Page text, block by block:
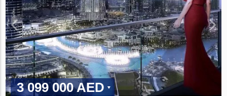
3 099 000 AED